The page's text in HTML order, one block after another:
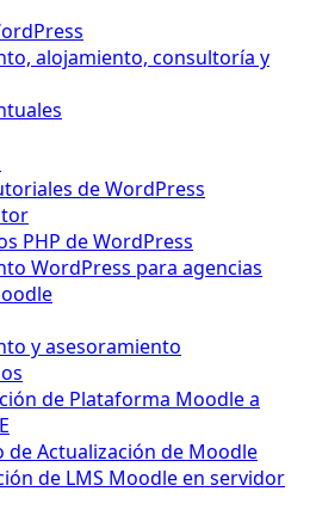
alojamiento, consultoría y
de WordPress
PHP de WordPress
WordPress para agencias
y asesoramiento
de Plataforma Moodle a
de Actualización de Moodle
de LMS Moodle en servidor